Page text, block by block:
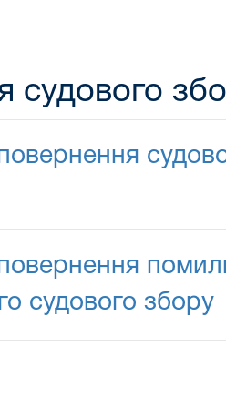
судового
судового збору